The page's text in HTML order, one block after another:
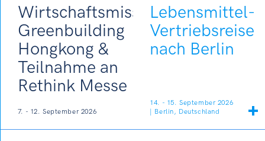
Wirtschaftsmission
Greenbuilding
Hongkong &
Teilnahme an
Rethink Messe
7. - 12. September 2026
Lebensmittel-
Vertriebsreise
nach Berlin
14. - 15. September 2026
| Berlin, Deutschland